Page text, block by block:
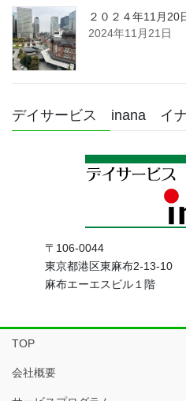
２０２４年11月20
2024年11月21日
デイサービス inana イ
〒106-0044
東京都港区東麻布2-13-10
麻布エーエスビル１階
TOP
会社概要